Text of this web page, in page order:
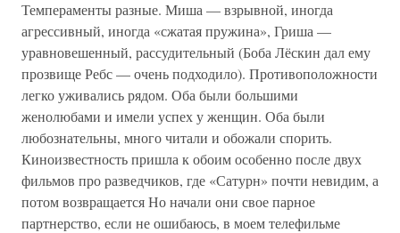
Темпераменты разные. Миша — взрывной, иногда
агрессивный, иногда «сжатая пружина», Гриша —
уравновешенный, рассудительный (Боба Лёскин дал ему
прозвище Ребс — очень подходило). Противоположности
легко уживались рядом. Оба были большими
женолюбами и имели успех у женщин. Оба были
любознательны, много читали и обожали спорить.
Киноизвестность пришла к обоим особенно после двух
фильмов про разведчиков, где «Сатурн» почти невидим, а
потом возвращается Но начали они свое парное
партнерство, если не ошибаюсь, в моем телефильме